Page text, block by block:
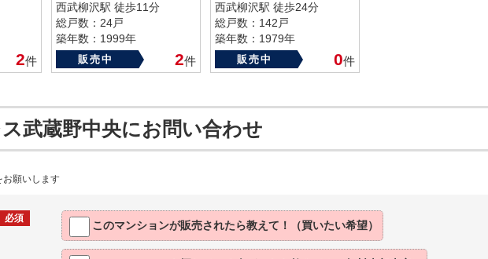
2件
西武柳沢駅 徒歩11分
総戸数：24戸
築年数：1999年
販売中 2件
西武柳沢駅 徒歩24分
総戸数：142戸
築年数：1979年
販売中 0件
武蔵野中央にお問い合わせ
お願いします
必須
このマンションが販売されたら教えて！（買いたい希望）